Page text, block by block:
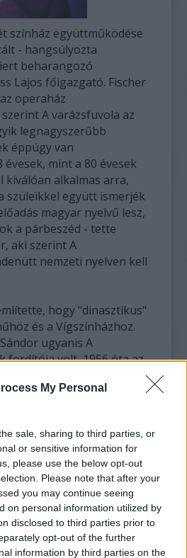
My Personal
sale, sharing to third parties, or
or sensitive information for
please use the below opt-out
Please note that after your
you may continue seeing
on personal information utilized by
disclosed to third parties prior to
opt-out of the further
information by third parties on the
színház együttműködése
- hangsúlyozta
beharangozó
Lajos főigazgató. Fischer
operaház
A varázsfuvola az
legnagyszerűbb
éppúgy van
évesek, mint a 80 évesek
kiválóan alkalmas arra,
szüleikkel együtt ismerjék
magyar nyelvű lesz,
a párbeszéd - tette
aki szerint A
nemzeti nyelven kell
hogy "dinasztikus"
és a Vígszínházhoz.
ugyanis A
fordítója volt, 1956 óta az
a körúti teátrum zenei
boldog az a rendező,
viheti színre. Az
hívták, de először
kell - árulta el a
Elképzelése
a szerelem és az utazás
és Pamina utazása
útja is: a tűz- és